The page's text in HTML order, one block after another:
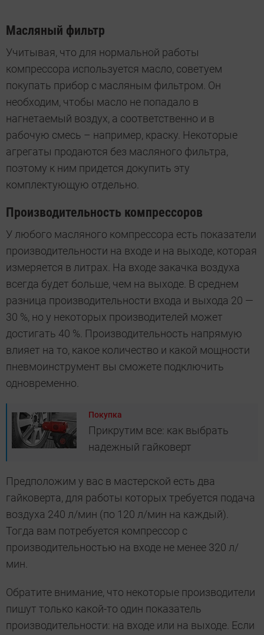
Масляный фильтр
Учитывая, что для нормальной работы
компрессора используется масло, советуем
покупать прибор с масляным фильтром. Он
необходим, чтобы масло не попадало в
нагнетаемый воздух, а соответственно и в
рабочую смесь – например, краску. Некоторые
агрегаты продаются без масляного фильтра,
поэтому к ним придется докупить эту
комплектующую отдельно.
Производительность компрессоров
У любого масляного компрессора есть показатели
производительности на входе и на выходе, которая
измеряется в литрах. На входе закачка воздуха
всегда будет больше, чем на выходе. В среднем
разница производительности входа и выхода 20 —
30 %, но у некоторых производителей может
достигать 40 %. Производительность напрямую
влияет на то, какое количество и какой мощности
пневмоинструмент вы сможете подключить
одновременно.
Покупка
Прикрутим все: как выбрать
надежный гайковерт
Предположим у вас в мастерской есть два
гайковерта, для работы которых требуется подача
воздуха 240 л/мин (по 120 л/мин на каждый).
Тогда вам потребуется компрессор с
производительностью на входе не менее 320 л/
мин.
Обратите внимание, что некоторые производители
пишут только какой-то один показатель
производительности: на входе или на выходе. Если